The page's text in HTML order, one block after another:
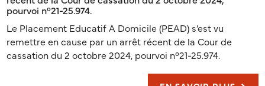
pourvoi n°21-25.974.
Le Placement Educatif A Domicile (PEAD) s’est vu
remettre en cause par un arrêt récent de la Cour de
cassation du 2 octobre 2024, pourvoi n°21-25.974.